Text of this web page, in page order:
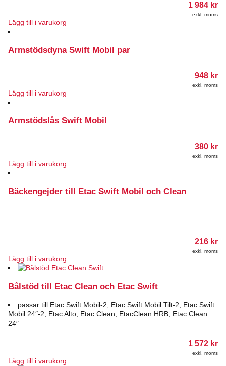
1 984 kr
exkl. moms
Lägg till i varukorg
Armstödsdyna Swift Mobil par
948 kr
exkl. moms
Lägg till i varukorg
Armstödslås Swift Mobil
380 kr
exkl. moms
Lägg till i varukorg
Bäckengejder till Etac Swift Mobil och Clean
216 kr
exkl. moms
Lägg till i varukorg
Bålstöd till Etac Clean och Etac Swift
passar till Etac Swift Mobil-2, Etac Swift Mobil Tilt-2, Etac Swift
Mobil 24″-2, Etac Alto, Etac Clean, EtacClean HRB, Etac Clean
24″
1 572 kr
exkl. moms
Lägg till i varukorg